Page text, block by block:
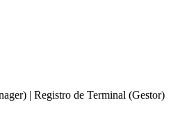
| Registro de Terminal (Gestor)